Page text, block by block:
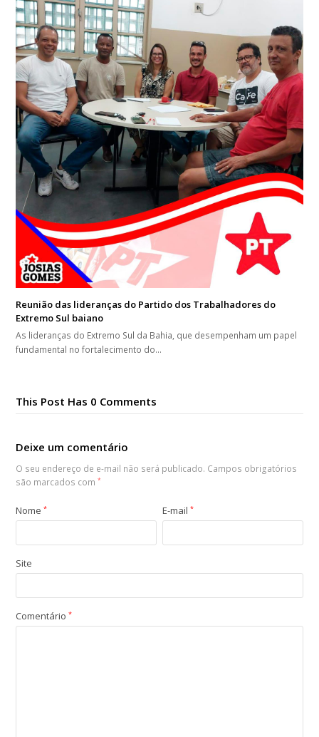
Reunião das lideranças do Partido dos Trabalhadores do
Extremo Sul baiano
As lideranças do Extremo Sul da Bahia, que desempenham um papel
fundamental no fortalecimento do…
This Post Has 0 Comments
Deixe um comentário
O seu endereço de e-mail não será publicado. Campos obrigatórios
são marcados com*
Nome* E-mail*
Site
Comentário*